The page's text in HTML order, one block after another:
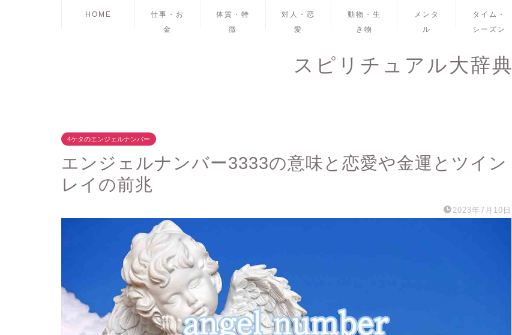
HOME
仕事・お
金
体質・特
徴
対人・恋
愛
動物・生
き物
メンタ
ル
タイム・
シーズン
スピリチュアル大辞典
4ケタのエンジェルナンバー
エンジェルナンバー3333の意味と恋愛や金運とツイン
レイの前兆
2023年7月10日